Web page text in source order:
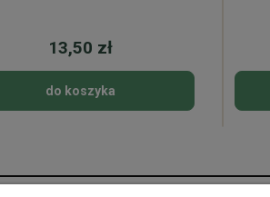
13,50 zł
do koszyka